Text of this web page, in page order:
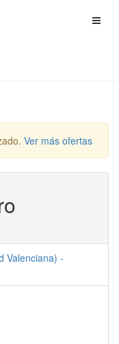
Ver más ofertas
Valenciana) -